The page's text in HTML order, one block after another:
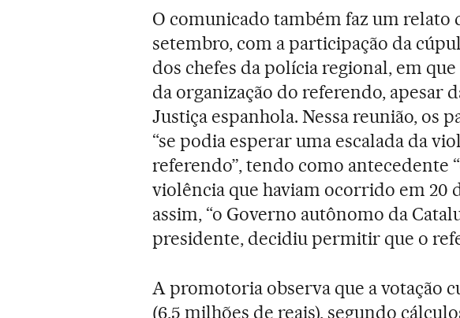
O comunicado também faz um relato
setembro, com a participação da
dos chefes da polícia regional, em
da organização do referendo, apesar
Justiça espanhola. Nessa reunião, os
“se podia esperar uma escalada da
referendo”, tendo como antecedente
violência que haviam ocorrido em 20
assim, “o Governo autônomo da
presidente, decidiu permitir que o
A promotoria observa que a votação
(6,5 milhões de reais), segundo